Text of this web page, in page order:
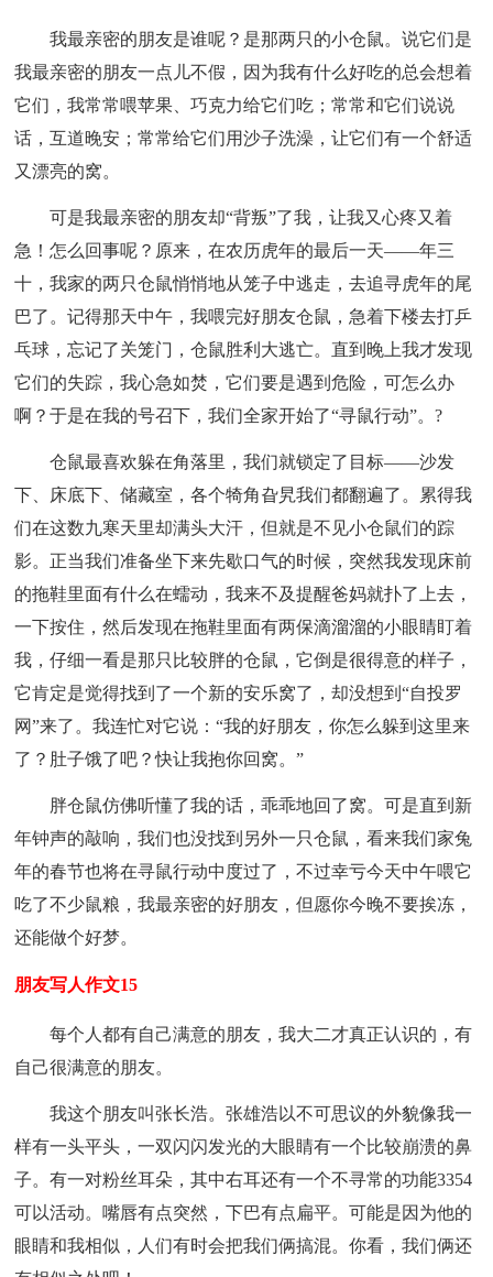
我最亲密的朋友是谁呢？是那两只的小仓鼠。说它们是
我最亲密的朋友一点儿不假，因为我有什么好吃的总会想着
它们，我常常喂苹果、巧克力给它们吃；常常和它们说说
话，互道晚安；常常给它们用沙子洗澡，让它们有一个舒适
又漂亮的窝。
可是我最亲密的朋友却“背叛”了我，让我又心疼又着
急！怎么回事呢？原来，在农历虎年的最后一天——年三
十，我家的两只仓鼠悄悄地从笼子中逃走，去追寻虎年的尾
巴了。记得那天中午，我喂完好朋友仓鼠，急着下楼去打乒
乓球，忘记了关笼门，仓鼠胜利大逃亡。直到晚上我才发现
它们的失踪，我心急如焚，它们要是遇到危险，可怎么办
啊？于是在我的号召下，我们全家开始了“寻鼠行动”。?
仓鼠最喜欢躲在角落里，我们就锁定了目标——沙发
下、床底下、储藏室，各个犄角旮旯我们都翻遍了。累得我
们在这数九寒天里却满头大汗，但就是不见小仓鼠们的踪
影。正当我们准备坐下来先歇口气的时候，突然我发现床前
的拖鞋里面有什么在蠕动，我来不及提醒爸妈就扑了上去，
一下按住，然后发现在拖鞋里面有两保滴溜溜的小眼睛盯着
我，仔细一看是那只比较胖的仓鼠，它倒是很得意的样子，
它肯定是觉得找到了一个新的安乐窝了，却没想到“自投罗
网”来了。我连忙对它说：“我的好朋友，你怎么躲到这里来
了？肚子饿了吧？快让我抱你回窝。”
胖仓鼠仿佛听懂了我的话，乖乖地回了窝。可是直到新
年钟声的敲响，我们也没找到另外一只仓鼠，看来我们家兔
年的春节也将在寻鼠行动中度过了，不过幸亏今天中午喂它
吃了不少鼠粮，我最亲密的好朋友，但愿你今晚不要挨冻，
还能做个好梦。
朋友写人作文15
每个人都有自己满意的朋友，我大二才真正认识的，有
自己很满意的朋友。
我这个朋友叫张长浩。张雄浩以不可思议的外貌像我一
样有一头平头，一双闪闪发光的大眼睛有一个比较崩溃的鼻
子。有一对粉丝耳朵，其中右耳还有一个不寻常的功能3354
可以活动。嘴唇有点突然，下巴有点扁平。可能是因为他的
眼睛和我相似，人们有时会把我们俩搞混。你看，我们俩还